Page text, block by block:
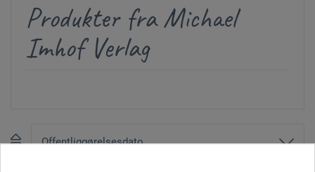
Produkter fra Michael
Imhof Verlag